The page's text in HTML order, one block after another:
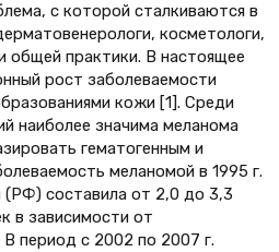
с которой сталкиваются в
косметологи,
общей практики. В настоящее
рост заболеваемости
кожи [1]. Среди
наиболее значима меланома
гематогенным и
меланомой в 1995 г.
составила от 2,0 до 3,3
в зависимости от
период с 2002 по 2007 г.